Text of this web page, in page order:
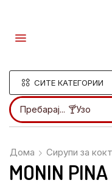
СИТЕ КАТЕГОРИИ
Пребарај... 🍸Ликери
Дома Сирупи за
MONIN